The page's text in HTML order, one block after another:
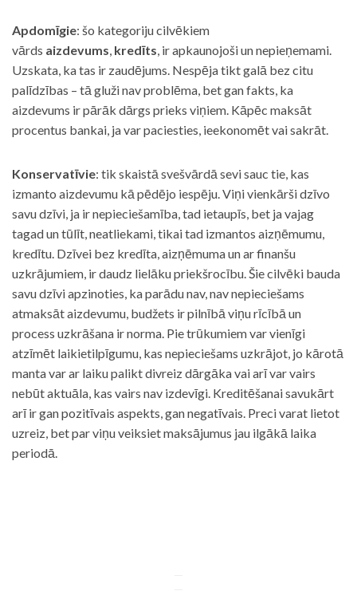
Apdomīgie: šo kategoriju cilvēkiem
vārds aizdevums, kredīts, ir apkaunojoši un nepieņemami.
Uzskata, ka tas ir zaudējums. Nespēja tikt galā bez citu
palīdzības – tā gluži nav problēma, bet gan fakts, ka
aizdevums ir pārāk dārgs prieks viņiem. Kāpēc maksāt
procentus bankai, ja var paciesties, ieekonomēt vai sakrāt.
Konservatīvie: tik skaistā svešvārdā sevi sauc tie, kas
izmanto aizdevumu kā pēdējo iespēju. Viņi vienkārši dzīvo
savu dzīvi, ja ir nepieciešamība, tad ietaupīs, bet ja vajag
tagad un tūlīt, neatliekami, tikai tad izmantos aizņēmumu,
kredītu. Dzīvei bez kredīta, aizņēmuma un ar finanšu
uzkrājumiem, ir daudz lielāku priekšrocību. Šie cilvēki bauda
savu dzīvi apzinoties, ka parādu nav, nav nepieciešams
atmaksāt aizdevumu, budžets ir pilnībā viņu rīcībā un
process uzkrāšana ir norma. Pie trūkumiem var vienīgi
atzīmēt laikietilpīgumu, kas nepieciešams uzkrājot, jo kārotā
manta var ar laiku palikt divreiz dārgāka vai arī var vairs
nebūt aktuāla, kas vairs nav izdevīgi. Kreditēšanai savukārt
arī ir gan pozitīvais aspekts, gan negatīvais. Preci varat lietot
uzreiz, bet par viņu veiksiet maksājumus jau ilgākā laika
periodā.